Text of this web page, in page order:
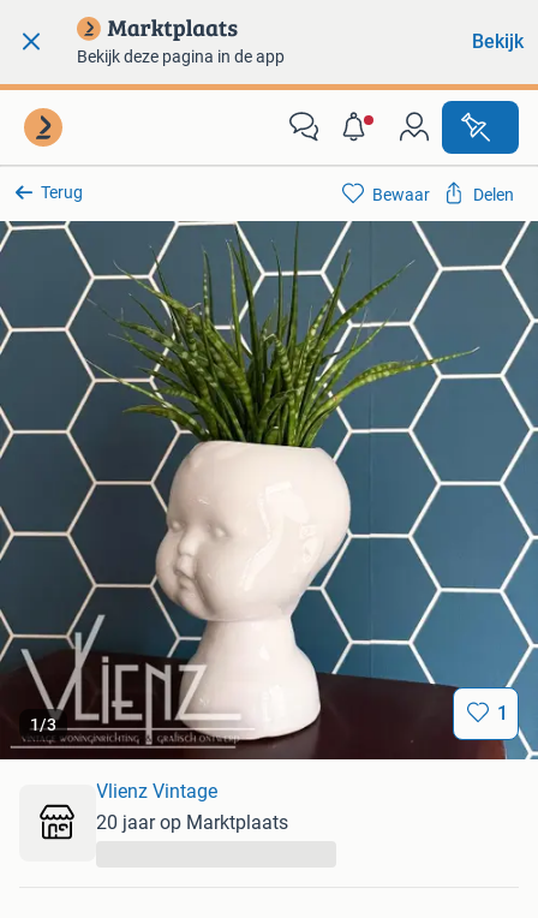
Bekijk deze pagina in de app
Bekijk
Terug
1/3 1
Bewaar Delen
Vlienz Vintage
20 jaar op Marktplaats